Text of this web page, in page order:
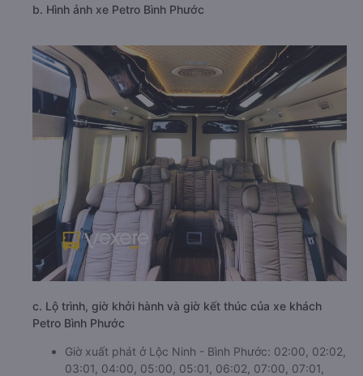
b. Hình ảnh xe Petro Bình Phước
c. Lộ trình, giờ khởi hành và giờ kết thúc của xe khách
Petro Bình Phước
Giờ xuất phát ở Lộc Ninh - Bình Phước: 02:00, 02:02,
03:01, 04:00, 05:00, 05:01, 06:02, 07:00, 07:01,